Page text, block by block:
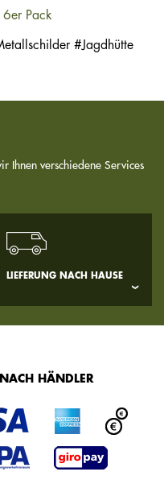
Pack
#Jagdhütte
Ihnen verschiedene Services
LIEFERUNG NACH HAUSE
HÄNDLER